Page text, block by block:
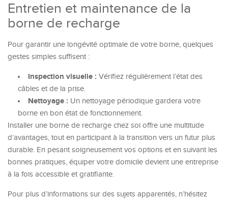
Entretien et maintenance de la
borne de recharge
Pour garantir une longévité optimale de votre borne, quelques
gestes simples suffisent :
Inspection visuelle : Vérifiez régulièrement l’état des
câbles et de la prise.
Nettoyage : Un nettoyage périodique gardera votre
borne en bon état de fonctionnement.
Installer une borne de recharge chez soi offre une multitude
d’avantages, tout en participant à la transition vers un futur plus
durable. En pesant soigneusement vos options et en suivant les
bonnes pratiques, équiper votre domicile devient une entreprise
à la fois accessible et gratifiante.
Pour plus d’informations sur des sujets apparentés, n’hésitez